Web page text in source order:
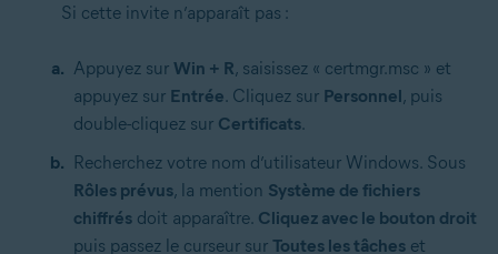
Si cette invite n’apparaît pas :
Appuyez sur Win + R, saisissez « certmgr.msc » et
appuyez sur Entrée. Cliquez sur Personnel, puis
double-cliquez sur Certificats.
Recherchez votre nom d’utilisateur Windows. Sous
Rôles prévus, la mention Système de fichiers
chiffrés doit apparaître. Cliquez avec le bouton droit
puis passez le curseur sur Toutes les tâches et